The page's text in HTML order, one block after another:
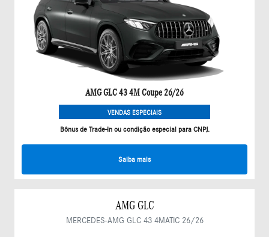
AMG GLC 43 4M Coupe 26/26
VENDAS ESPECIAIS
Bônus de Trade-In ou condição especial para CNPJ.
Saiba mais
AMG GLC
MERCEDES-AMG GLC 43 4MATIC 26/26